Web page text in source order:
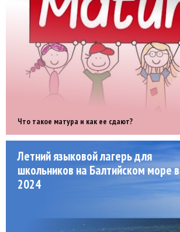
Что такое матура и как ее сдают?
Летний языковой лагерь для
школьников на Балтийском море в
2024